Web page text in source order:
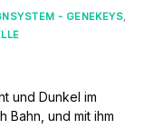
- GENEKEYS
und Dunkel im
Bahn, und mit ihm